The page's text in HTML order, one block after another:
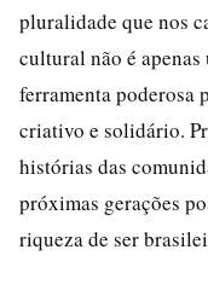
pluralidade que nos
cultural não é apenas
ferramenta poderosa
criativo e solidário.
histórias das
próximas gerações
riqueza de ser